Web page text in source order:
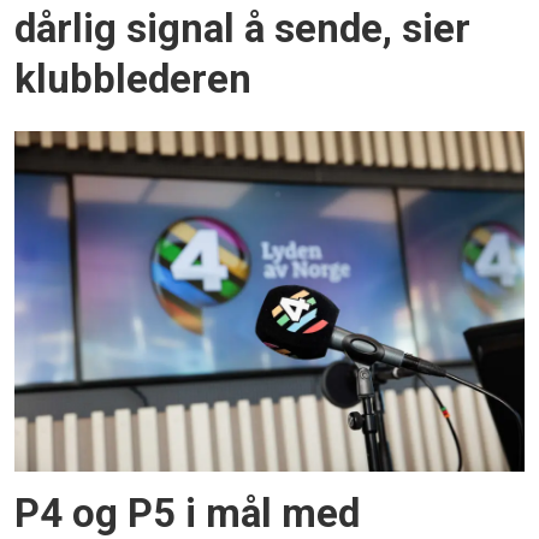
dårlig signal å sende, sier
klubblederen
P4 og P5 i mål med